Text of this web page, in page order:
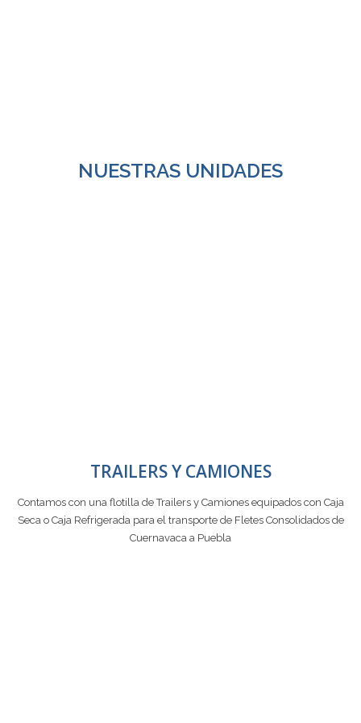
NUESTRAS UNIDADES
TRAILERS Y CAMIONES
Contamos con una flotilla de Trailers y Camiones equipados con Caja
Seca o Caja Refrigerada para el transporte de Fletes Consolidados de
Cuernavaca a Puebla